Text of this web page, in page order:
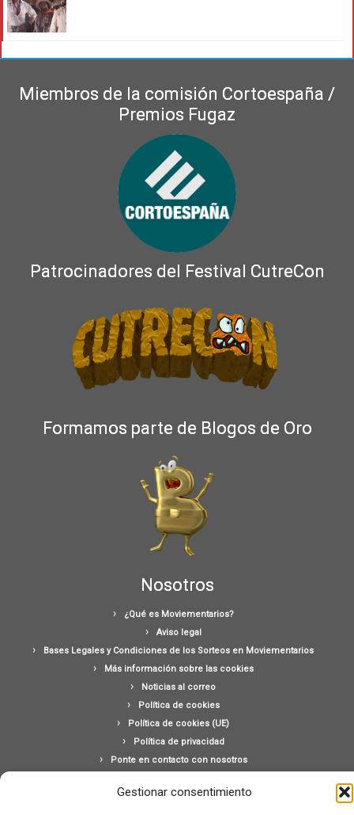
Gestionar consentimiento
Miembros de la comisión Cortoespaña /
Premios Fugaz
Patrocinadores del Festival CutreCon
Formamos parte de Blogos de Oro
Nosotros
¿Qué es Moviementarios?
Aviso legal
Bases Legales y Condiciones de los Sorteos en Moviementarios
Más información sobre las cookies
Noticias al correo
Política de cookies
Política de cookies (UE)
Política de privacidad
Ponte en contacto con nosotros